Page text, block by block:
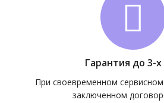
Гарантия до 3-
При своевременном
заключенном